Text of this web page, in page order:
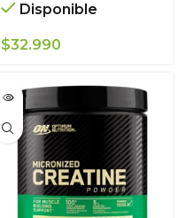
Disponible
$32.990